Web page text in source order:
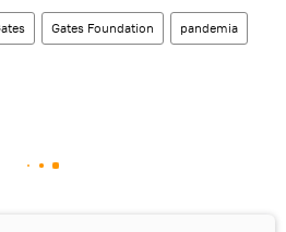
Gates Foundation pandemia